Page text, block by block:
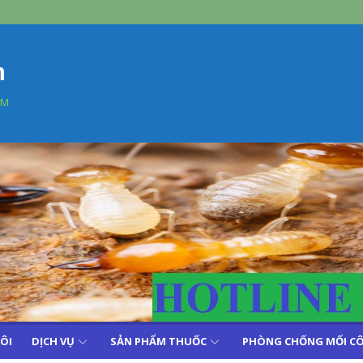
DỊCH VỤ SẢN PHẨM THUỐC PHÒNG CHỐNG MỐI